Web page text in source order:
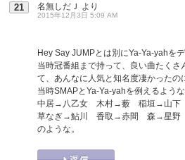
21 名無しだＪ より
2015年12月3日 5:09 AM
Hey Say JUMPとは別にYa-Ya-yahを
当時冠番組まで持って、良い曲たくさ
て、あんなに人気と知名度凄かったの
当時SMAPとYa-Ya-yahを例えるよう
中居→八乙女 木村→薮 稲垣→山下
草なぎ→鮎川 香取→赤間 森→星野
のような。